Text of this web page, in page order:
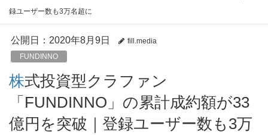
録ユーザー数も3万名超に
公開日： 2020年8月9日
fill.media
FUNDINNO
株式投資型クラファン
「FUNDINNO」の累計成約額が33
億円を突破｜登録ユーザー数も3万